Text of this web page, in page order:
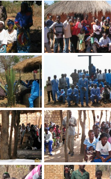
O. ARTUR WARDĘGA
SJ